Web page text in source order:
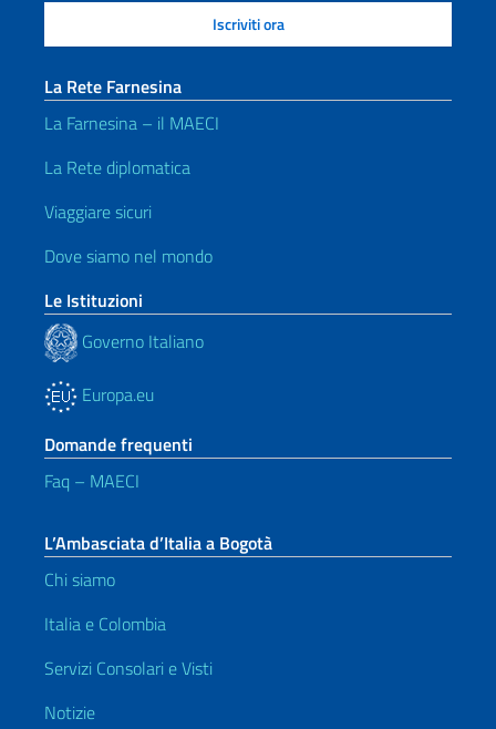
La Rete Farnesina
La Farnesina – il MAECI
La Rete diplomatica
Viaggiare sicuri
Dove siamo nel mondo
Le Istituzioni
Governo Italiano
Europa.eu
Domande frequenti
Faq – MAECI
L’Ambasciata d’Italia a Bogotà
Chi siamo
Italia e Colombia
Servizi Consolari e Visti
Notizie